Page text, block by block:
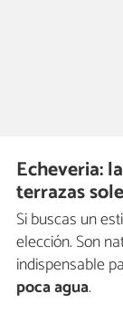
Echeveria:
terrazas
Si buscas un
elección. Son
indispensable
poca agua.